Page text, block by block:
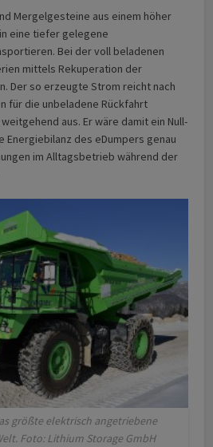
Mergelgesteine aus einem höher
eine tiefer gelegene
Bei der voll beladenen
mittels Rekuperation der
Der so erzeugte Strom reicht nach
für die unbeladene Rückfahrt
aus. Er wäre damit ein Null-
Energiebilanz des eDumpers genau
im Alltagsbetrieb während der
größte elektrisch angetriebene
Foto: Lithium Storage GmbH